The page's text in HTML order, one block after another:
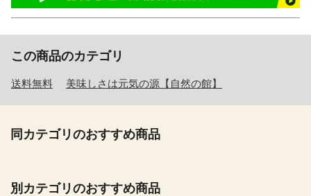
この商品のカテゴリ
送料無料 美味しさは元気の源【自然の館】
同カテゴリのおすすめ商品
別カテゴリのおすすめ商品